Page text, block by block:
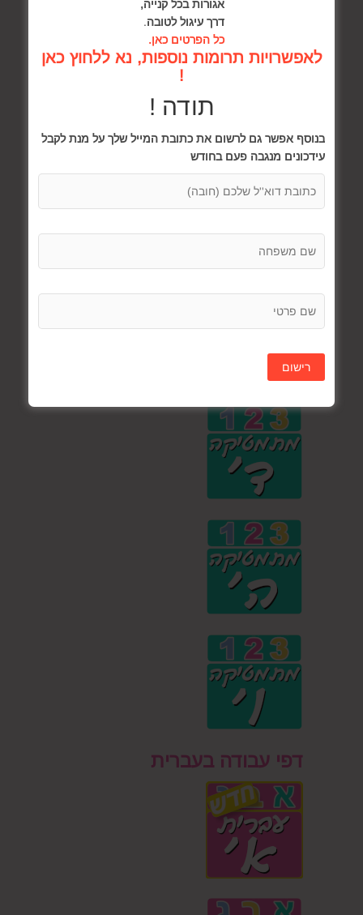
דפי עבודה במתמטיקה
דפי עבודה בעברית
אגורות בכל קנייה,
דרך עיגול לטובה.
כל הפרטים כאן.
לאפשרויות תרומות נוספות, נא ללחוץ כאן
!
תודה !
בנוסף אפשר גם לרשום את כתובת המייל שלך על מנת לקבל
עידכונים מנגבה פעם בחודש